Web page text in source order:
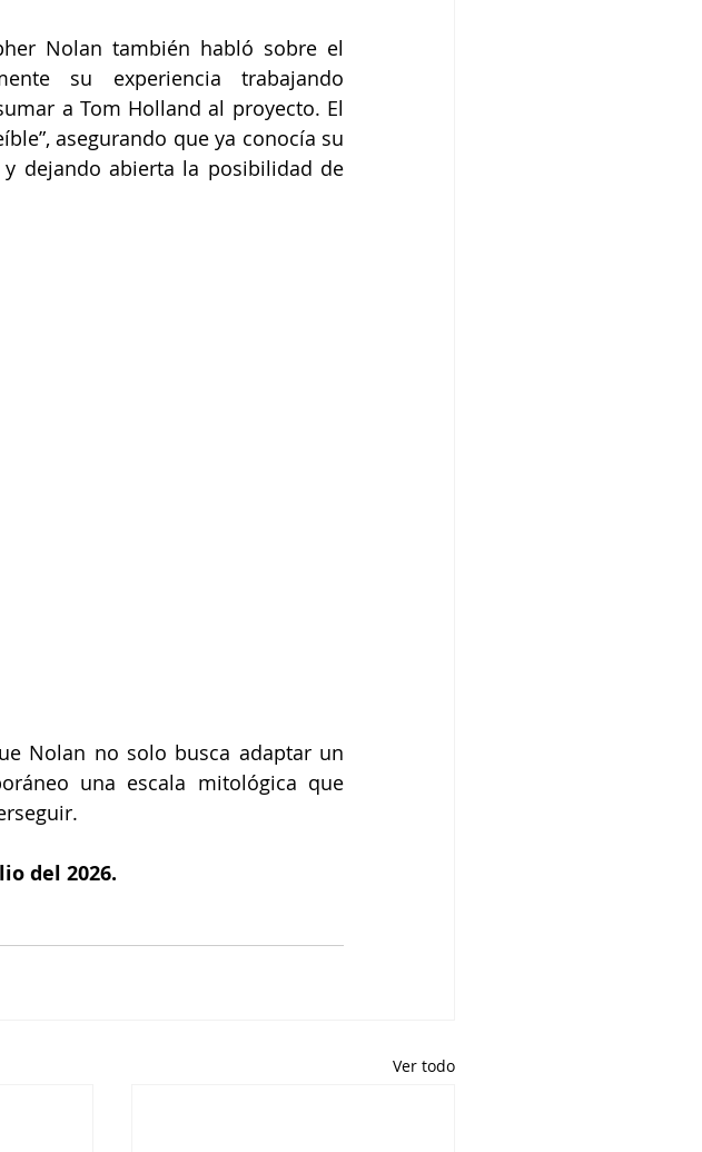
Nolan también habló sobre el
su experiencia trabajando
a Tom Holland al proyecto. El
asegurando que ya conocía su
dejando abierta la posibilidad de
Nolan no solo busca adaptar un
una escala mitológica que
del 2026.
Ver todo